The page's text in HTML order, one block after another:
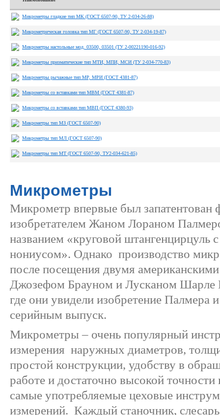
Микрометры гладкие тип МК (ГОСТ 6507-90, ТУ 2-034-26-88)
Микрометрическая головка тип МГ (ГОСТ 6507-90, ТУ 2-034-19-87)
Микрометры настольные мод. 03500, 03501 (ТУ 2-00221190-016-92)
Микрометры призматические тип МТИ, МПИ, МСИ (ТУ 2-034-770-83)
Микрометры рычажные тип МР, МРИ (ГОСТ 4381-87)
Микрометры со вставками тип МВМ (ГОСТ 4381-87)
Микрометры со вставками тип МВП (ГОСТ 4380-93)
Микрометры тип МЗ (ГОСТ 6507-90)
Микрометры тип МЛ (ГОСТ 6507-90)
Микрометры тип МТ (ГОСТ 6507-90, ТУ2-034-621-85)
Микрометры
Микрометр впервые был запатентован
изобретателем Жаном Лораном
названием «круговой штангенцирцуль
нониусом». Однако производство
после посещения двумя
Джозефом Брауном и Лусканом Шарле
где они увидели изобретение Палмера
серийным выпуск.
Микрометры – очень популярный
измерения наружных диаметров,
простой конструкции, удобству в
работе и достаточно высокой
самые употребляемые цеховые
измерений. Каждый станочник,